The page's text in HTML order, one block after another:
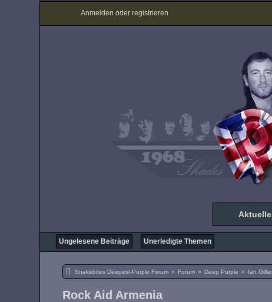
Anmelden oder registrieren
Ungelesene Beiträge Unerledigte Themen
Snakebites Deepest-Purple Forum » Forum » Deep Purple » Ian
Rock Aid Armenia